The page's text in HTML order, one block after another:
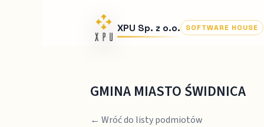
XPU Sp. z o.o. SOFTWARE HOUSE
GMINA MIASTO ŚWIDNICA
← Wróć do listy podmiotów